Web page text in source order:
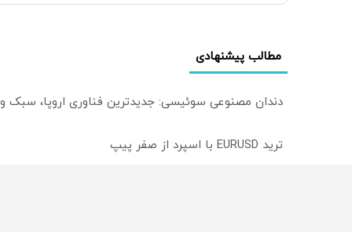
مطالب پیشنهادی
دندان مصنوعی سوئیسی: جدیدترین فناوری اروپا،
ترید EURUSD با اسپرد از صفر پیپ